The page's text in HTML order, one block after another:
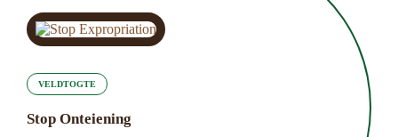
VELDTOGTE
Stop Onteiening